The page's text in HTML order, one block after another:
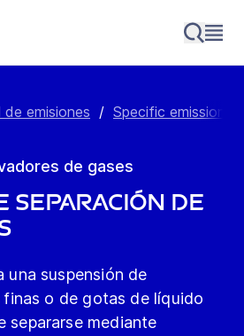
emisiones / Specific emission
de gases
separación de
una suspensión de
o de gotas de líquido
separarse mediante